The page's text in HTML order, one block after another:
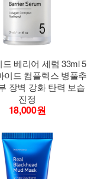
베리어 세럼 33ml 5
이드 컴플렉스 병풀추
장벽 강화 탄력 보습
진정
18,000원